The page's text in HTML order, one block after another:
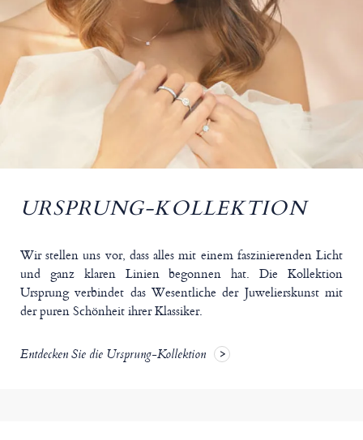
URSPRUNG-KOLLEKTION
Wir stellen uns vor, dass alles mit einem faszinierenden Licht
und ganz klaren Linien begonnen hat. Die Kollektion
Ursprung verbindet das Wesentliche der Juwelierskunst mit
der puren Schönheit ihrer Klassiker.
Entdecken Sie die Ursprung-Kollektion